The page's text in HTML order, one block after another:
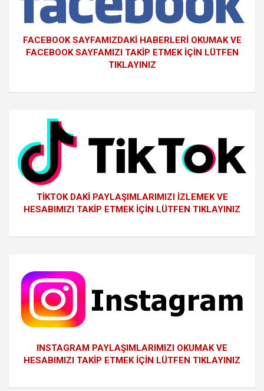
FACEBOOK SAYFAMIZDAKİ HABERLERİ OKUMAK VE
FACEBOOK SAYFAMIZI TAKİP ETMEK İÇİN LÜTFEN
TIKLAYINIZ
TİKTOK DAKİ PAYLAŞIMLARIMIZI İZLEMEK VE
HESABIMIZI TAKİP ETMEK İÇİN LÜTFEN TIKLAYINIZ
INSTAGRAM PAYLAŞIMLARIMIZI OKUMAK VE
HESABIMIZI TAKİP ETMEK İÇİN LÜTFEN TIKLAYINIZ